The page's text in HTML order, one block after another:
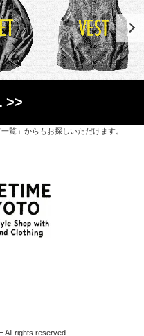
>>
覧」からもお探しいただけます。
が中心の
ップです。
と2階）
All rights reserved.